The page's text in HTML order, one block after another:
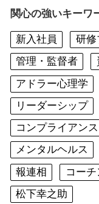
関心の強いキーワ
新入社員 研修
管理・監督者
アドラー心理学
リーダーシップ
コンプライアンス
メンタルヘルス
報連相
コー
松下幸之助